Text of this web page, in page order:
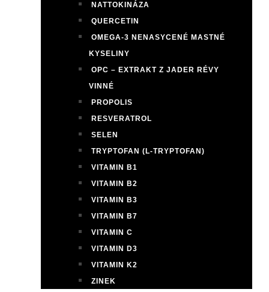
NATTOKINÁZA
QUERCETIN
OMEGA-3 NENASYCENÉ MASTNÉ
KYSELINY
OPC – EXTRAKT Z JADER RÉVY
VINNÉ
PROPOLIS
RESVERATROL
SELEN
TRYPTOFAN (L-TRYPTOFAN)
VITAMIN B1
VITAMIN B2
VITAMIN B3
VITAMIN B7
VITAMIN C
VITAMIN D3
VITAMIN K2
ZINEK